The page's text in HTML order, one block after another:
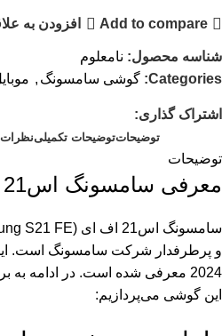
Add to compare افزودن به
شناسه محصول: نامعلوم
Categories: گوشی سامسونگ ,
اشتراک گذاری:
توضیحاتتوضیحات تکمیلینظرات
توضیحات
معرفی سامسونگ اس21
و پرطرفدار شرکت سامسونگ است.
2024 معرفی شده است. در ادامه
این گوشی می‌پردازیم: